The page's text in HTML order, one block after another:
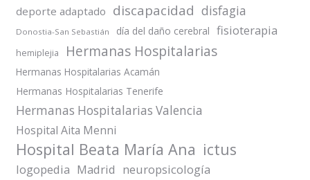
deporte adaptado discapacidad disfagia
Donostia-San Sebastián día del daño cerebral fisioterapia
hemiplejia Hermanas Hospitalarias
Hermanas Hospitalarias Acamán
Hermanas Hospitalarias Tenerife
Hermanas Hospitalarias Valencia
Hospital Aita Menni
Hospital Beata María Ana ictus
logopedia Madrid neuropsicología